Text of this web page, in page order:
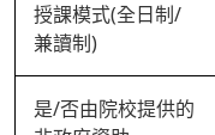
授課模式(全日制/
兼讀制)
是/否由院校提供的